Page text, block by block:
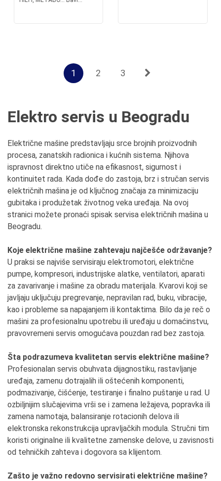
1 2 3
Elektro servis u Beogradu
Električne mašine predstavljaju srce brojnih proizvodnih
procesa, zanatskih radionica i kućnih sistema. Njihova
ispravnost direktno utiče na efikasnost, sigurnost i
kontinuitet rada. Kada dođe do zastoja, brz i stručan servis
električnih mašina je od ključnog značaja za minimizaciju
gubitaka i produžetak životnog veka uređaja. Na ovoj
stranici možete pronaći spisak servisa električnih mašina u
Beogradu.
Koje električne mašine zahtevaju najčešće održavanje?
U praksi se najviše servisiraju elektromotori, električne
pumpe, kompresori, industrijske alatke, ventilatori, aparati
za zavarivanje i mašine za obradu materijala. Kvarovi koji se
javljaju uključuju pregrevanje, nepravilan rad, buku, vibracije,
kao i probleme sa napajanjem ili kontaktima. Bilo da je reč o
mašini za profesionalnu upotrebu ili uređaju u domaćinstvu,
pravovremeni servis omogućava pouzdan rad bez zastoja.
Šta podrazumeva kvalitetan servis električne mašine?
Profesionalan servis obuhvata dijagnostiku, rastavljanje
uređaja, zamenu dotrajalih ili oštećenih komponenti,
podmazivanje, čišćenje, testiranje i finalno puštanje u rad. U
ozbiljnijim slučajevima vrši se i zamena ležajeva, popravka ili
zamena namotaja, balansiranje rotacionih delova ili
elektronska rekonstrukcija upravljačkih modula. Stručni tim
koristi originalne ili kvalitetne zamenske delove, u zavisnosti
od tehničkih zahteva i dogovora sa klijentom.
Zašto je važno redovno servisirati električne mašine?